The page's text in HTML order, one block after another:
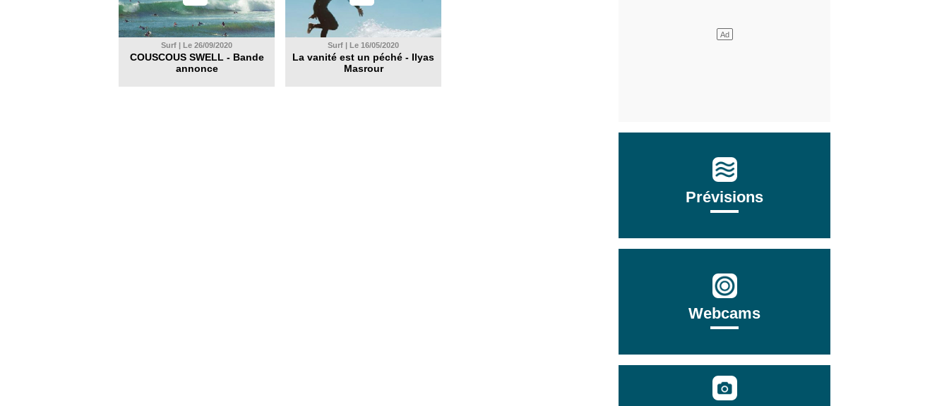
Surf | Le 26/09/2020
COUSCOUS SWELL - Bande
annonce
Surf | Le 16/05/2020
La vanité est un péché - Ilyas
Masrour
Prévisions
Webcams